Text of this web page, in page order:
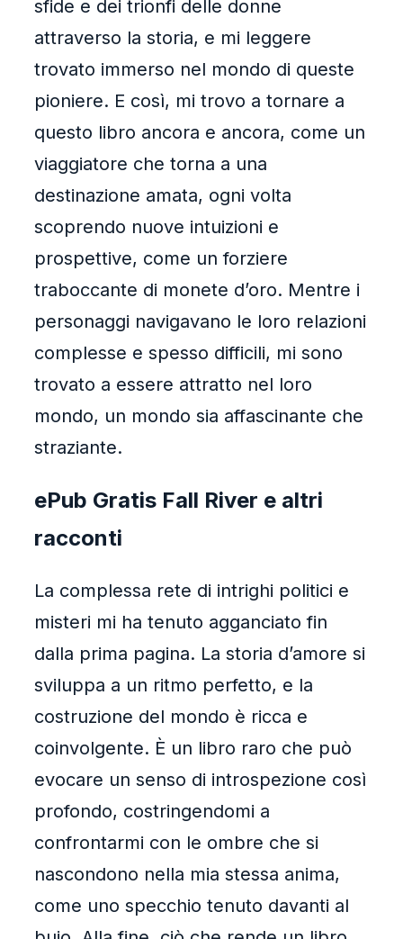
sfide e dei trionfi delle donne
attraverso la storia, e mi leggere
trovato immerso nel mondo di queste
pioniere. E così, mi trovo a tornare a
questo libro ancora e ancora, come un
viaggiatore che torna a una
destinazione amata, ogni volta
scoprendo nuove intuizioni e
prospettive, come un forziere
traboccante di monete d’oro. Mentre i
personaggi navigavano le loro relazioni
complesse e spesso difficili, mi sono
trovato a essere attratto nel loro
mondo, un mondo sia affascinante che
straziante.
ePub Gratis Fall River e altri
racconti
La complessa rete di intrighi politici e
misteri mi ha tenuto agganciato fin
dalla prima pagina. La storia d’amore si
sviluppa a un ritmo perfetto, e la
costruzione del mondo è ricca e
coinvolgente. È un libro raro che può
evocare un senso di introspezione così
profondo, costringendomi a
confrontarmi con le ombre che si
nascondono nella mia stessa anima,
come uno specchio tenuto davanti al